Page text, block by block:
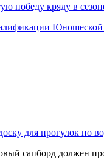
победу кряду в
для прогулок по
сапборд должен